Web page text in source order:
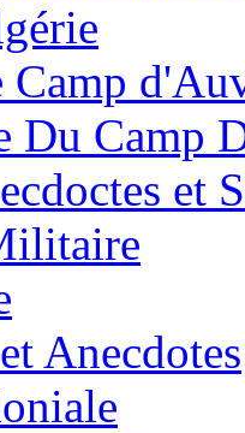
Du Camp
et
Anecdotes